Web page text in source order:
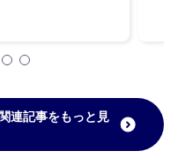
連記事をもっと見